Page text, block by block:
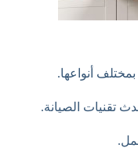
بمختلف أنواعها.
الصيانة.